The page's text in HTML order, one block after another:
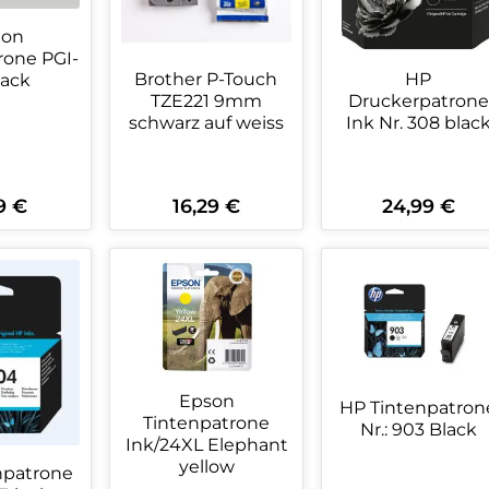
PGI-
Preis:
€
Anzahl: Gib den gewünschten
Brother P-Touch
TZE221 9mm
schwarz auf weiss
Regulärer Preis:
16,29 €
Produkt Anzahl: Gib den
HP
Druckerpatrone
Ink Nr. 308
Regulärer Preis:
24,99 €
Produkt
Epson
Tintenpatrone
Ink/24XL Elephant
yellow
HP
Nr.: 903 Black